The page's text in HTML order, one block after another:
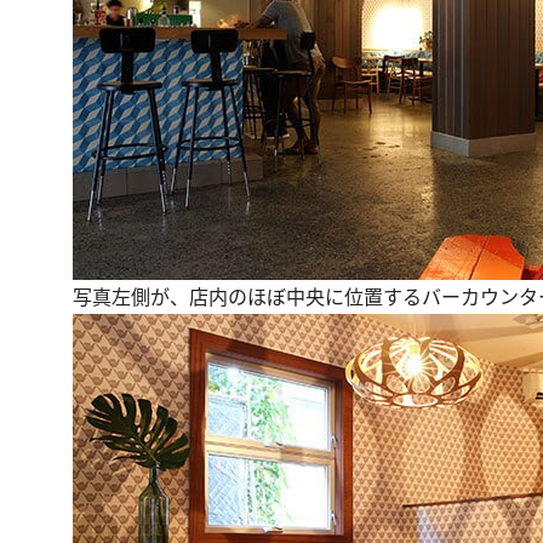
写真左側が、店内のほぼ中央に位置するバーカウン